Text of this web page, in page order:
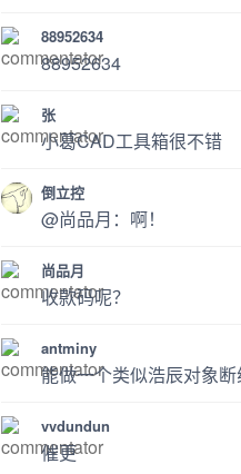
88952634
88952634
张
小葛CAD工具箱很不错
倒立控
@尚品月：啊！
尚品月
收款码呢？
antminy
能做一个类似浩辰对象断
vvdundun
催更